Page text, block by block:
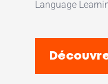
Language